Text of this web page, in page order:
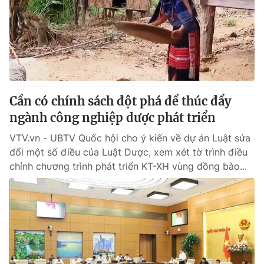
Cần có chính sách đột phá để thúc đẩy
ngành công nghiệp dược phát triển
VTV.vn - UBTV Quốc hội cho ý kiến về dự án Luật sửa
đổi một số điều của Luật Dược, xem xét tờ trình điều
chỉnh chương trình phát triển KT-XH vùng đồng bào...